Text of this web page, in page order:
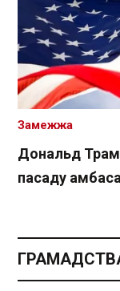
Дональд
пасаду
Замежжа